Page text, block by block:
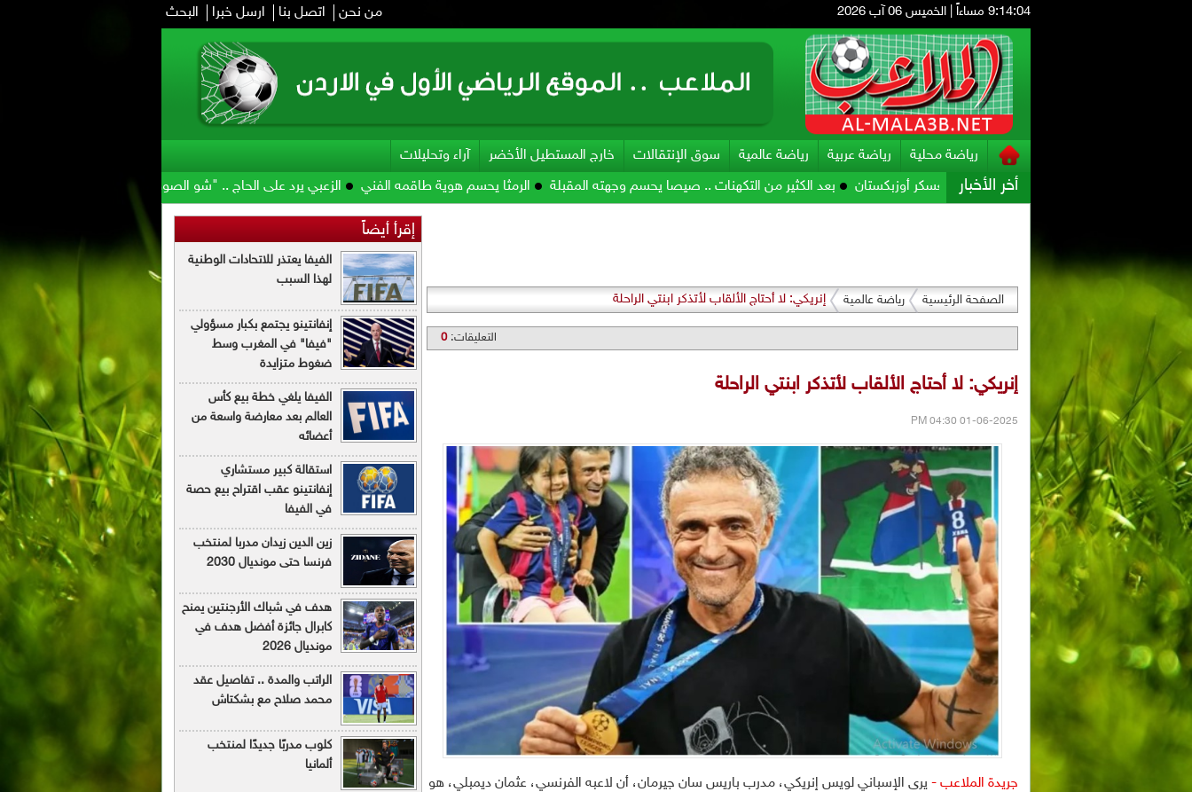
9:14:06 مساءاً الخميس 06 آب 2026 من نحن اتصل بنا ارسل خبرا البحث
رياضة محلية رياضة عربية رياضة عالمية سوق الإنتقالات خارج المستطيل الأخضر آراء وتحليلات
أخر الأخبار
للمواجهة الآسيوية في معسكر أوزبكستان بعد الكثير من التكهنات .. صيصا يحسم وجهته المقبلة الرمثا يحسم هوية طاقمه الفني الزعبي يرد على الحاج .. "شو الصوص وشو مرقته"
الصفحة الرئيسية رياضة عالمية إنريكي: لا أحتاج الألقاب لأتذكر ابنتي الراحلة
التعليقات:0
إنريكي: لا أحتاج الألقاب لأتذكر ابنتي الراحلة
01-06-2025 04:30 PM
جريدة الملاعب - يرى الإسباني لويس إنريكي، مدرب باريس سان جيرمان، أن لاعبه الفرنسي، عثمان ديمبلي، هو
إقرأ أيضاً
الفيفا يعتذر للاتحادات الوطنية
لهذا السبب
إنفانتينو يجتمع بكبار مسؤولي
"فيفا" في المغرب وسط
ضغوط متزايدة
الفيفا يلغي خطة بيع كأس
العالم بعد معارضة واسعة من
أعضائه
استقالة كبير مستشاري
إنفانتينو عقب اقتراح بيع حصة
في الفيفا
زين الدين زيدان مدربا لمنتخب
فرنسا حتى مونديال 2030
هدف في شباك الأرجنتين يمنح
كابرال جائزة أفضل هدف في
مونديال 2026
الراتب والمدة .. تفاصيل عقد
محمد صلاح مع بشكتاش
كلوب مدربًا جديدًا لمنتخب
ألمانيا